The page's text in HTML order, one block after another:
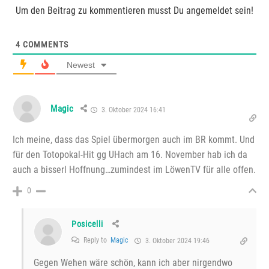
Um den Beitrag zu kommentieren musst Du angemeldet sein!
4 COMMENTS
Newest
Magic 3. Oktober 2024 16:41
Ich meine, dass das Spiel übermorgen auch im BR kommt. Und
für den Totopokal-Hit gg UHach am 16. November hab ich da
auch a bisserl Hoffnung…zumindest im LöwenTV für alle offen.
0
Posicelli
Reply to Magic 3. Oktober 2024 19:46
Gegen Wehen wäre schön, kann ich aber nirgendwo